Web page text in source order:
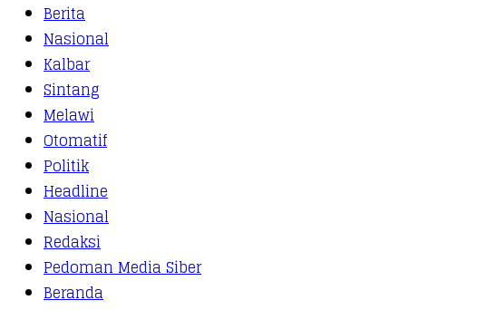
Berita
Nasional
Kalbar
Sintang
Melawi
Otomatif
Politik
Headline
Nasional
Redaksi
Pedoman Media Siber
Beranda